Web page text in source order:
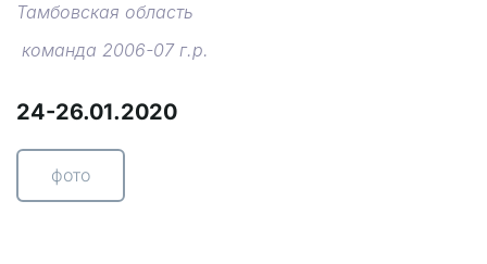
Тамбовская область
команда 2006-07 г.р.
24-26.01.2020
фото